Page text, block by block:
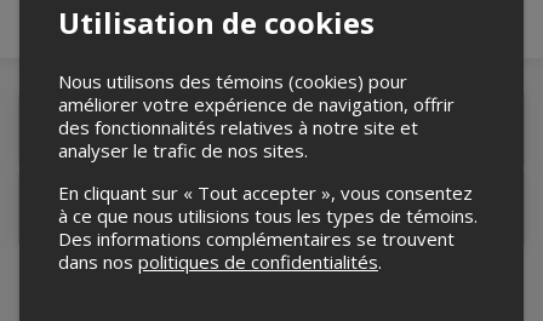
Détails de l'événement
Contacter l'organisateur
Utilisation de cookies
Nous utilisons des témoins (cookies) pour
améliorer votre expérience de navigation, offrir
des fonctionnalités relatives à notre site et
analyser le trafic de nos sites.
En cliquant sur « Tout accepter », vous consentez
à ce que nous utilisions tous les types de témoins.
Des informations complémentaires se trouvent
dans nos politiques de confidentialités.